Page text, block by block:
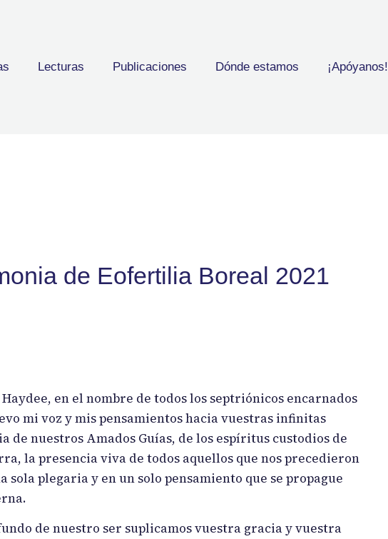
Lecturas Publicaciones Dónde estamos ¡Apóyanos!
de Eofertilia Boreal 2021
en el nombre de todos los septriónicos encarnados
mi voz y mis pensamientos hacia vuestras infinitas
nuestros Amados Guías, de los espíritus custodios de
la presencia viva de todos aquellos que nos precedieron
sola plegaria y en un solo pensamiento que se propague
de nuestro ser suplicamos vuestra gracia y vuestra